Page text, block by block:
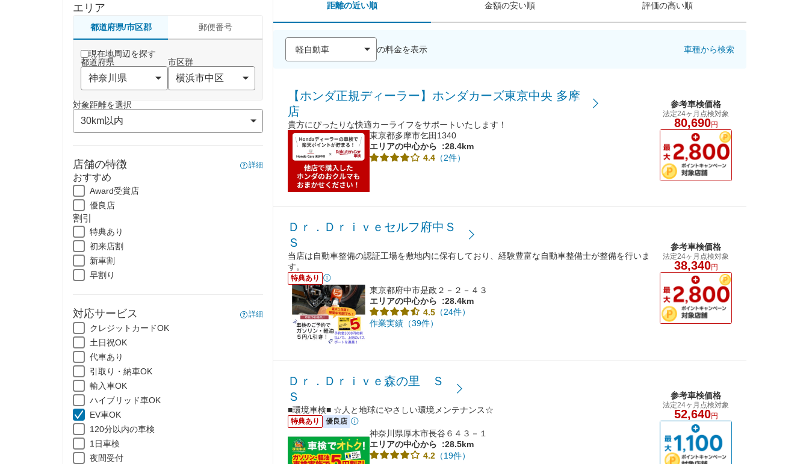
エリア
都道府県/市区郡 郵便番号
現在地周辺を探す
都道府県
市区群
対象距離を選択
店舗の特徴 詳細
おすすめ
Award受賞店
優良店
割引
特典あり
初来店割
新車割
早割り
対応サービス 詳細
クレジットカードOK
土日祝OK
代車あり
引取り・納車OK
輸入車OK
ハイブリッド車OK
EV車OK
120分以内の車検
1日車検
夜間受付
距離の近い順 金額の安い順 評価の高い順
の料金を表示 車種から検索
【ホンダ正規ディーラー】ホンダカーズ東京中央 多摩
店
貴方にぴったりな快適カーライフをサポートいたします！
東京都多摩市乞田1340
エリアの中心から
:28.4km
4.4 （2件）
参考車検価格
法定24ヶ月点検対象
80,690円
Ｄｒ．Ｄｒｉｖｅセルフ府中Ｓ
Ｓ
当店は自動車整備の認証工場を敷地内に保有しており、経験豊富な自動車整備士が整備を行いま
す。
特典あり
東京都府中市是政２－２－４３
エリアの中心から
:28.4km
4.5 （24件）
作業実績（39件）
参考車検価格
法定24ヶ月点検対象
38,340円
Ｄｒ．Ｄｒｉｖｅ森の里 Ｓ
Ｓ
■環境車検■ ☆人と地球にやさしい環境メンテナンス☆
特典あり 優良店
神奈川県厚木市長谷６４３－１
エリアの中心から
:28.5km
4.2 （19件）
参考車検価格
法定24ヶ月点検対象
52,640円